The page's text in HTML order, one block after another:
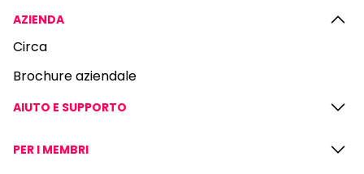
AZIENDA
Circa
Brochure aziendale
AIUTO E SUPPORTO
PER I MEMBRI